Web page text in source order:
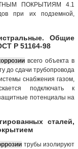
ПОКРЫТИЯМ 4.1
при их подземной,
Общие
Р 51164-98
всего объекта в
до сдачи трубопровода
снабжения газом,
подключать к
потенциалы на
сталей,
трубы изолируют